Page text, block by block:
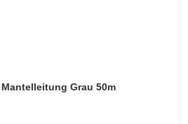
YM-J 3X1,5 Mantelleitung Grau 50m